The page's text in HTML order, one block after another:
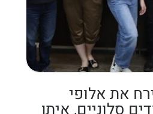
את אלופי